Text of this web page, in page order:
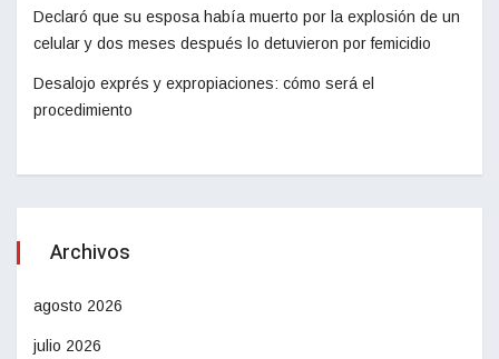
Declaró que su esposa había muerto por la explosión de un
celular y dos meses después lo detuvieron por femicidio
Desalojo exprés y expropiaciones: cómo será el
procedimiento
Archivos
agosto 2026
julio 2026